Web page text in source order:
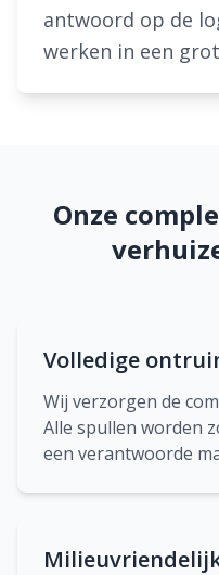
antwoord op de
werken in een
Onze
Volledige
Wij verzorgen de
Alle spullen worden
een verantwoorde